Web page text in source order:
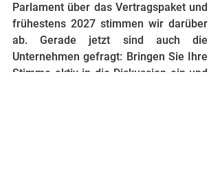
Parlament über das Vertragspaket und
frühestens 2027 stimmen wir darüber
ab. Gerade jetzt sind auch die
Unternehmen gefragt: Bringen Sie Ihre
Stimme aktiv in die Diskussion ein und